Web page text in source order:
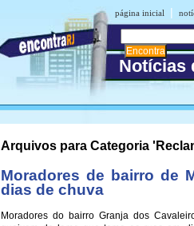
página inicial |
Notícias
Arquivos para Categoria
Moradores de bairro de
dias de chuva
Moradores do bairro Granja dos